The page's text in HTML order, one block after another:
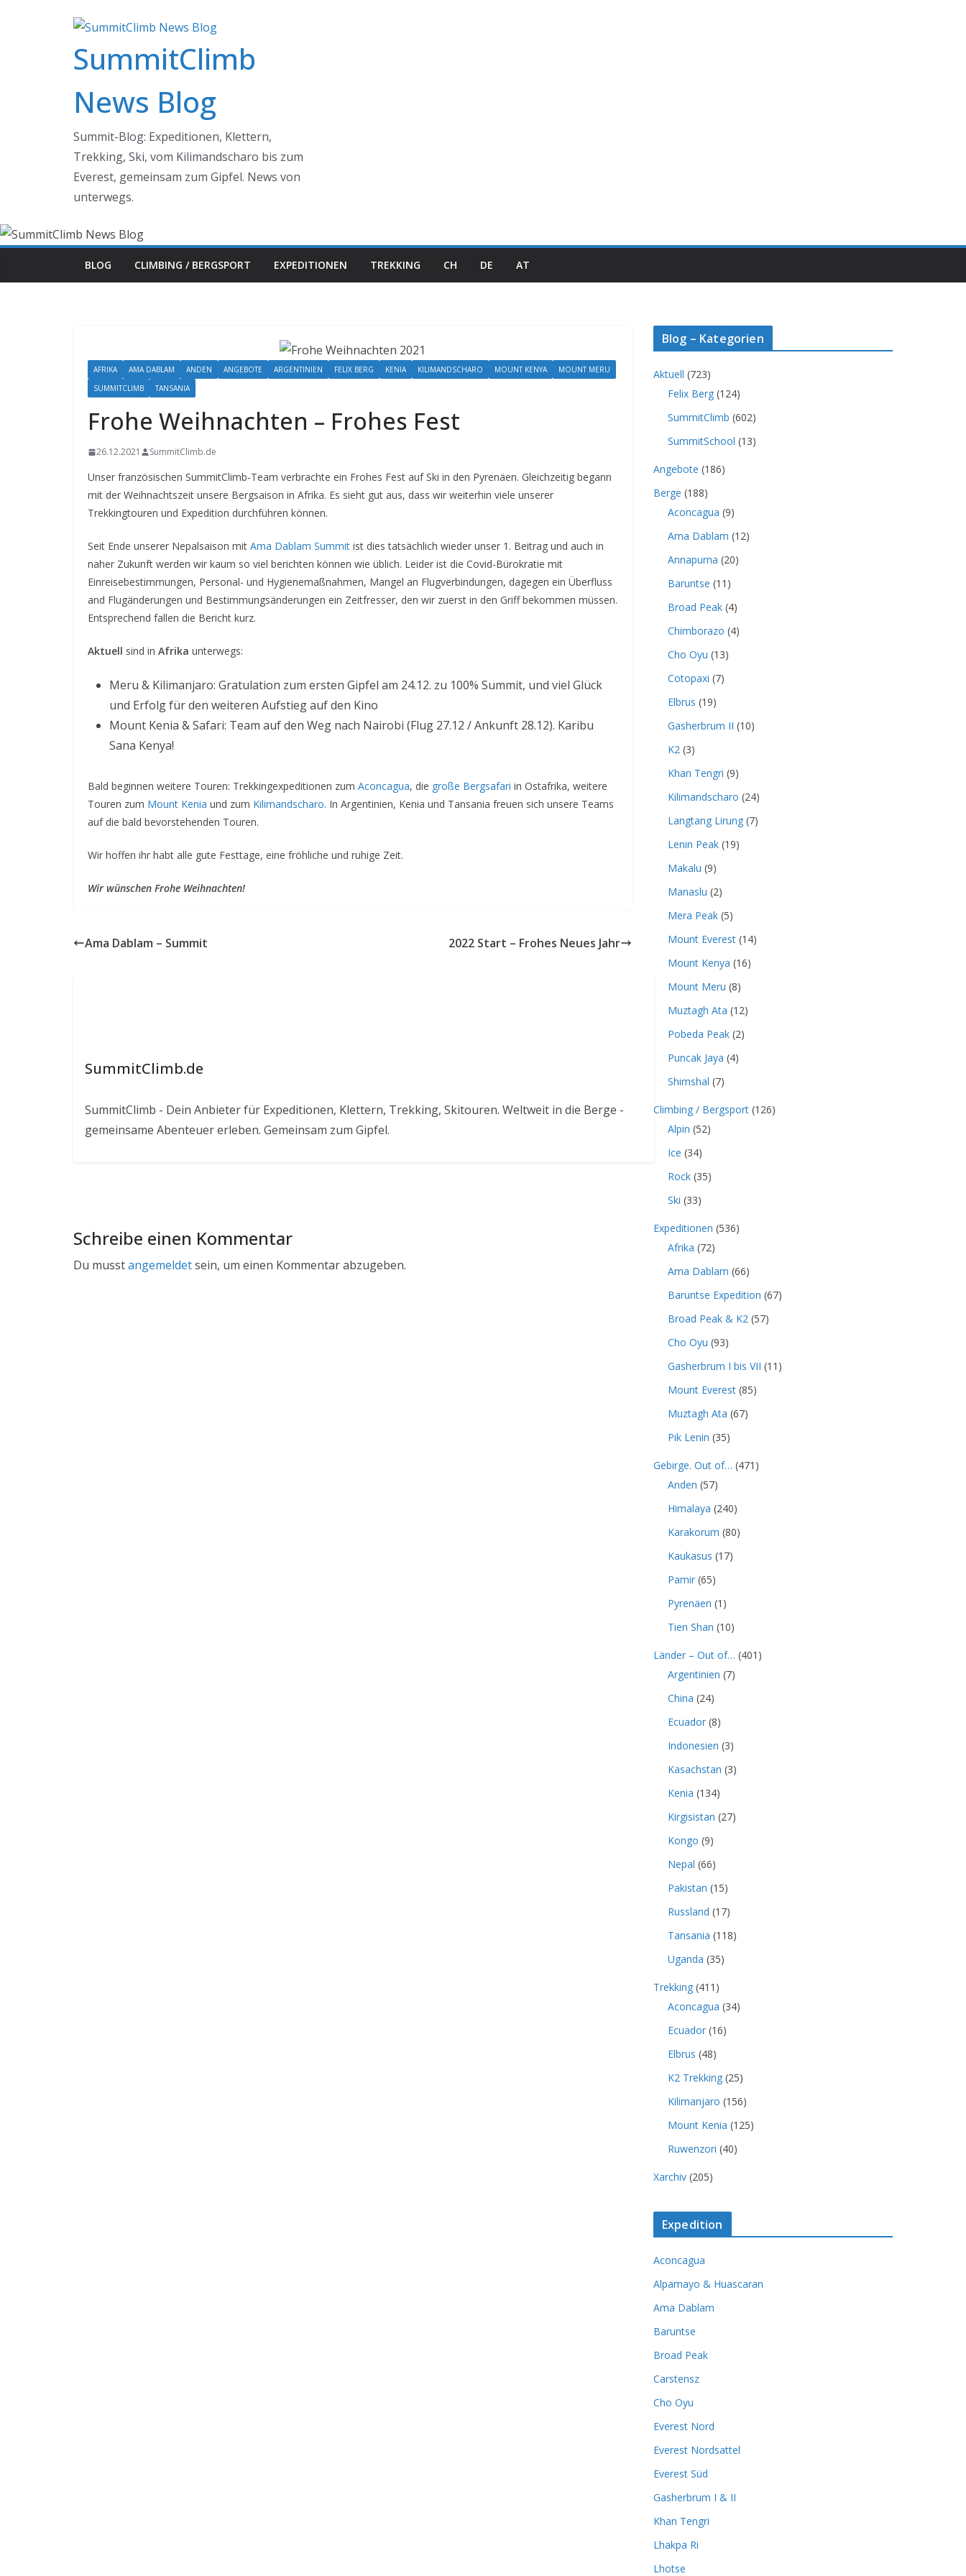
SummitClimb
News Blog
Summit-Blog: Expeditionen, Klettern,
Trekking, Ski, vom Kilimandscharo bis zum
Everest, gemeinsam zum Gipfel. News von
unterwegs.
BLOG CLIMBING / BERGSPORT EXPEDITIONEN TREKKING CH DE AT
AFRIKA AMA DABLAM ANDEN ANGEBOTE ARGENTINIEN FELIX BERG KENIA KILIMANDSCHARO MOUNT KENYA
MOUNT MERU
SUMMITCLIMB
TANSANIA
Frohe Weihnachten – Frohes Fest
26.12.2021 SummitClimb.de
Unser französischen SummitClimb-Team verbrachte ein Frohes Fest auf Ski in den Pyrenäen. Gleichzeitig begann
mit der Weihnachtszeit unsere Bergsaison in Afrika. Es sieht gut aus, dass wir weiterhin viele unserer
Trekkingtouren und Expedition durchführen können.
Seit Ende unserer Nepalsaison mit Ama Dablam Summit ist dies tatsächlich wieder unser 1. Beitrag und auch in
naher Zukunft werden wir kaum so viel berichten können wie üblich. Leider ist die Covid-Bürokratie mit
Einreisebestimmungen, Personal- und Hygienemaßnahmen, Mangel an Flugverbindungen, dagegen ein Überfluss
and Flugänderungen und Bestimmungsänderungen ein Zeitfresser, den wir zuerst in den Griff bekommen müssen.
Entsprechend fallen die Bericht kurz.
Aktuell sind in Afrika unterwegs:
Meru & Kilimanjaro: Gratulation zum ersten Gipfel am 24.12. zu 100% Summit, und viel Glück
und Erfolg für den weiteren Aufstieg auf den Kino
Mount Kenia & Safari: Team auf den Weg nach Nairobi (Flug 27.12 / Ankunft 28.12). Karibu
Sana Kenya!
Bald beginnen weitere Touren: Trekkingexpeditionen zum Aconcagua, die große Bergsafari in Ostafrika, weitere
Touren zum Mount Kenia und zum Kilimandscharo. In Argentinien, Kenia und Tansania freuen sich unsere Teams
auf die bald bevorstehenden Touren.
Wir hoffen ihr habt alle gute Festtage, eine fröhliche und ruhige Zeit.
Wir wünschen Frohe Weihnachten!
Ama Dablam – Summit 2022 Start – Frohes Neues Jahr
SummitClimb.de
SummitClimb - Dein Anbieter für Expeditionen, Klettern, Trekking, Skitouren. Weltweit in die Berge -
gemeinsame Abenteuer erleben. Gemeinsam zum Gipfel.
Schreibe einen Kommentar
Du musstangemeldetsein, um einen Kommentar abzugeben.
Blog – Kategorien
Aktuell (723)
Felix Berg (124)
SummitClimb (602)
SummitSchool (13)
Angebote (186)
Berge (188)
Aconcagua (9)
Ama Dablam (12)
Annapurna (20)
Baruntse (11)
Broad Peak (4)
Chimborazo (4)
Cho Oyu (13)
Cotopaxi (7)
Elbrus (19)
Gasherbrum II (10)
K2 (3)
Khan Tengri (9)
Kilimandscharo (24)
Langtang Lirung (7)
Lenin Peak (19)
Makalu (9)
Manaslu (2)
Mera Peak (5)
Mount Everest (14)
Mount Kenya (16)
Mount Meru (8)
Muztagh Ata (12)
Pobeda Peak (2)
Puncak Jaya (4)
Shimshal (7)
Climbing / Bergsport (126)
Alpin (52)
Ice (34)
Rock (35)
Ski (33)
Expeditionen (536)
Afrika (72)
Ama Dablam (66)
Baruntse Expedition (67)
Broad Peak & K2 (57)
Cho Oyu (93)
Gasherbrum I bis VII (11)
Mount Everest (85)
Muztagh Ata (67)
Pik Lenin (35)
Gebirge. Out of… (471)
Anden (57)
Himalaya (240)
Karakorum (80)
Kaukasus (17)
Pamir (65)
Pyrenäen (1)
Tien Shan (10)
Länder – Out of… (401)
Argentinien (7)
China (24)
Ecuador (8)
Indonesien (3)
Kasachstan (3)
Kenia (134)
Kirgisistan (27)
Kongo (9)
Nepal (66)
Pakistan (15)
Russland (17)
Tansania (118)
Uganda (35)
Trekking (411)
Aconcagua (34)
Ecuador (16)
Elbrus (48)
K2 Trekking (25)
Kilimanjaro (156)
Mount Kenia (125)
Ruwenzori (40)
Xarchiv (205)
Expedition
Aconcagua
Alpamayo & Huascaran
Ama Dablam
Baruntse
Broad Peak
Carstensz
Cho Oyu
Everest Nord
Everest Nordsattel
Everest Süd
Gasherbrum I & II
Khan Tengri
Lhakpa Ri
Lhotse